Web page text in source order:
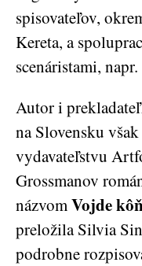
spisovateľov,
Kereta, a
scenáristami,
Autor i
na Slovensku
vydavateľstvu
Grossmanov
názvomVojde
preložila Silvia
podrobne